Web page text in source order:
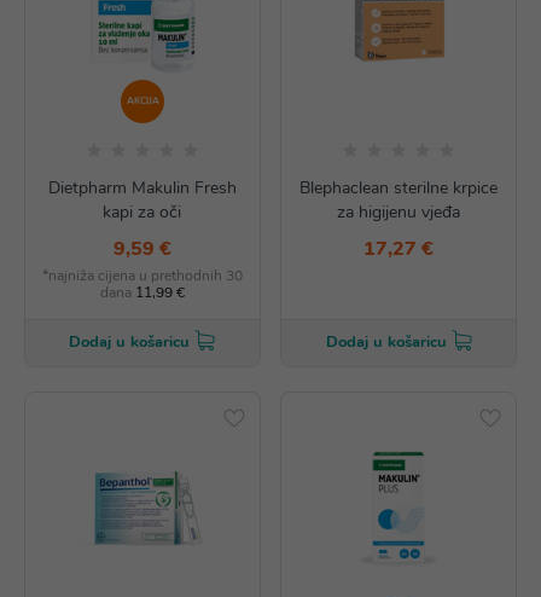
AKCIJA
Dietpharm Makulin Fresh
kapi za oči
9,59 €
*najniža cijena u prethodnih 30
dana 11,99 €
Dodaj u košaricu
Blephaclean sterilne krpice
za higijenu vjeđa
17,27 €
Dodaj u košaricu